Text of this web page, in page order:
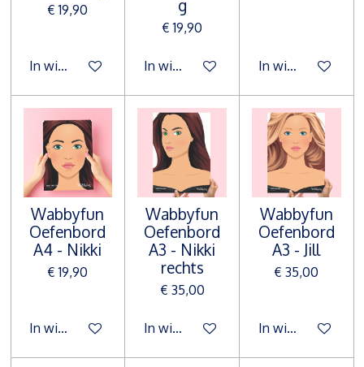
€ 19,90
In winkelwagen
g
€ 19,90
In winkelwagen In winkelwagen
Wabbyfun
Oefenbord
A4 - Nikki
€ 19,90
In winkelwagen
Wabbyfun
Oefenbord
A3 - Nikki
rechts
€ 35,00
In winkelwagen
Wabbyfun
Oefenbord
A3 - Jill
€ 35,00
In winkelwagen